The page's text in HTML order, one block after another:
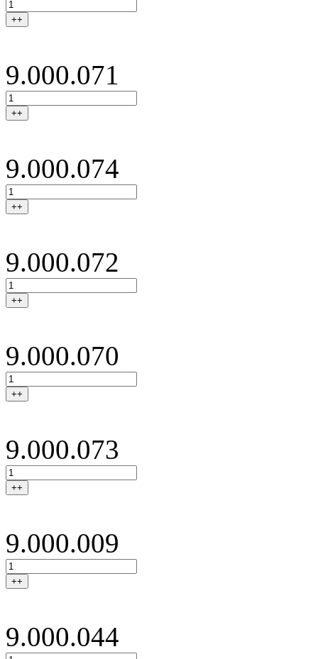
++
9.000.071
++
9.000.074
++
9.000.072
++
9.000.070
++
9.000.073
++
9.000.009
++
9.000.044